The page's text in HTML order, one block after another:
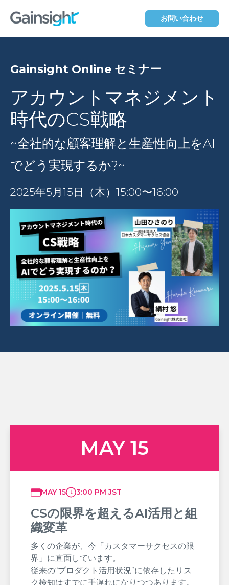
お問い合わせ
Gainsight Online セミナー
アカウントマネジメント
時代のCS戦略
~全社的な顧客理解と生産性向上をAI
でどう実現するか?~
2025年5月15日（木）15:00〜16:00
MAY 15
MAY 15 3:00 PM JST
CSの限界を超えるAI活用と組
織変革
多くの企業が、今「カスタマーサクセスの限
界」に直面しています。
従来の“プロダクト活用状況”に依存したリス
ク検知はすでに手遅れになりつつあります。